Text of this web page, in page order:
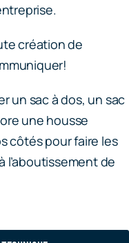
création de
un sac à dos, un sac
une housse
côtés pour faire les
l’aboutissement de